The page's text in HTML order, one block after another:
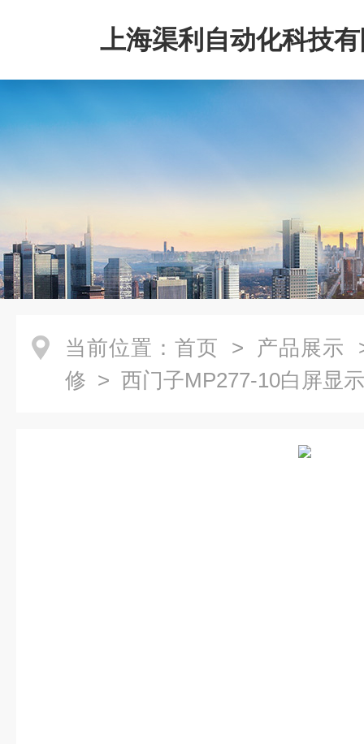
上海渠利自动化科技
当前位置： 首页 > 产品展示
修 > 西门子MP277-10白屏显